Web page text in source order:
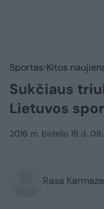
Sportas Kitos
Sukčiaus
Lietuvos
2016 m. birželio 19 d.
Rasa